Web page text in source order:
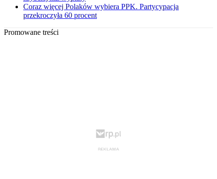
Coraz więcej Polaków wybiera PPK. Partycypacja
przekroczyła 60 procent
Promowane treści